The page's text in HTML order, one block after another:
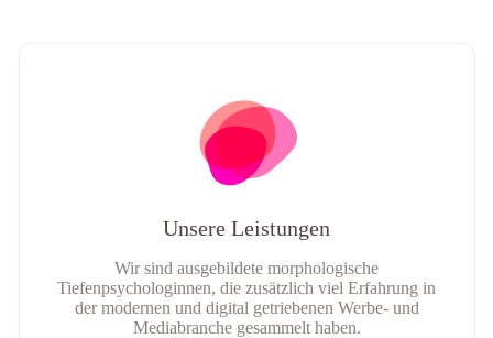
Unsere Leistungen
Wir sind ausgebildete morphologische
Tiefenpsychologinnen, die zusätzlich viel Erfahrung in
der modernen und digital getriebenen Werbe- und
Mediabranche gesammelt haben.